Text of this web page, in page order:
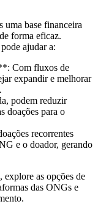
base financeira
forma eficaz.
ajudar a:
Com fluxos de
expandir e melhorar
podem reduzir
doações para o
recorrentes
e o doador, gerando
as opções de
das ONGs e